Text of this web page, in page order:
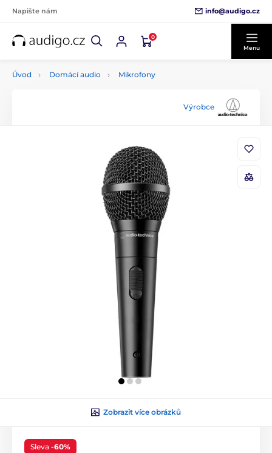
Napište nám info@audigo.cz
0
Menu
Úvod Domácí audio Mikrofony
Výrobce
Zobrazit více obrázků
Sleva -60%